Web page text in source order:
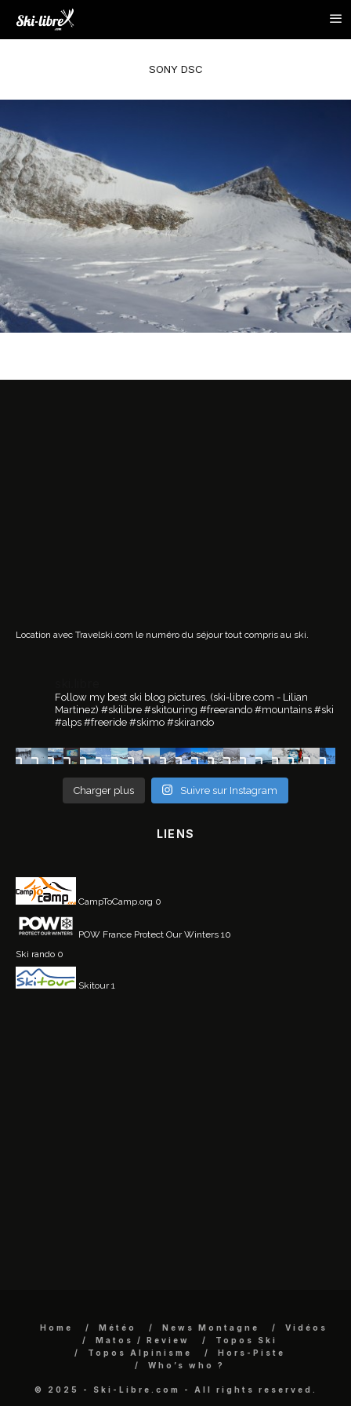
SONY DSC
Location avec Travelski.com le numéro du séjour tout compris au ski.
Follow my best ski blog pictures. (ski-libre.com - Lilian
Martinez) #skilibre #skitouring #freerando #mountains #ski
#alps #freeride #skimo #skirando
Charger plus Suivre sur Instagram
LIENS
CampToCamp.org 0
POW France Protect Our Winters 10
Ski rando 0
Skitour1
Home Météo News Montagne
Vidéos
Matos / Review
Topos Ski
Topos Alpinisme
Hors-Piste
Who’s who ?
© 2025 - Ski-Libre.com - All rights reserved.